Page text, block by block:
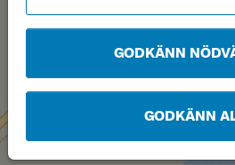
GODKÄNN
GODKÄNN